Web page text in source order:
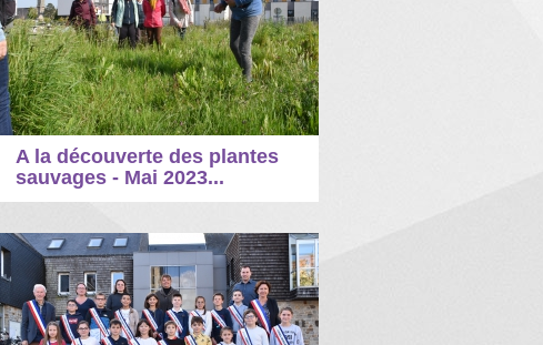
A la découverte des plantes
sauvages - Mai 2023...